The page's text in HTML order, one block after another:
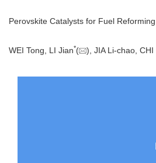
Perovskite Catalysts for Fuel
WEI Tong, LI Jian*( ), JIA Li-chao,